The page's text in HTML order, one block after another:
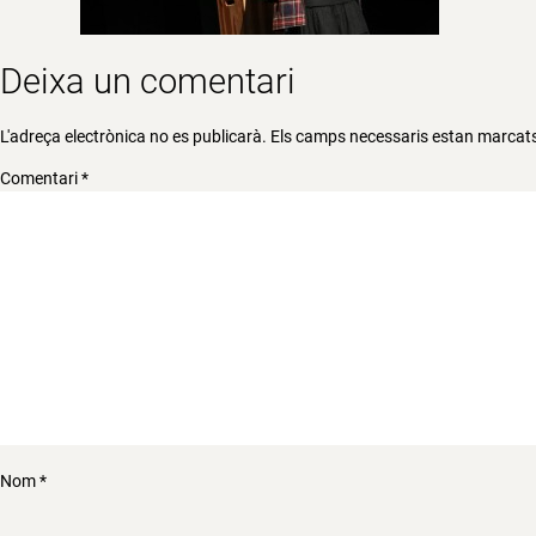
Deixa un comentari
L'adreça electrònica no es publicarà. Els camps necessaris estan
Comentari*
Nom*